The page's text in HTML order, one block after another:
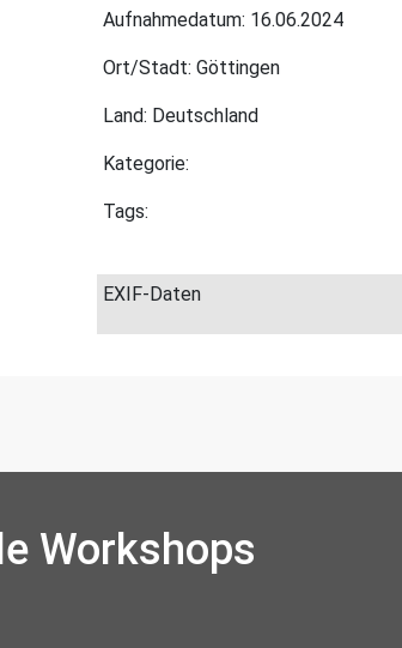
Aufnahmedatum: 16.06.2024
Ort/Stadt: Göttingen
Land: Deutschland
Kategorie:
Tags:
EXIF-Daten
Workshops